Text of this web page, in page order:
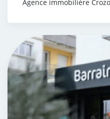
Agence immobilière